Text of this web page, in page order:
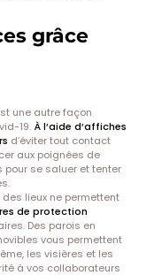
grâce
une autre façon
19. À l’aide d’affiches
d’éviter tout contact
aux poignées de
se saluer et tenter
lieux ne permettent
de protection
Des parois en
vous permettent
les visières et les
à vos collaborateurs